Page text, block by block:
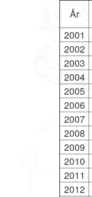
År
2001
2002
2003
2004
2005
2006
2007
2008
2009
2010
2011
2012